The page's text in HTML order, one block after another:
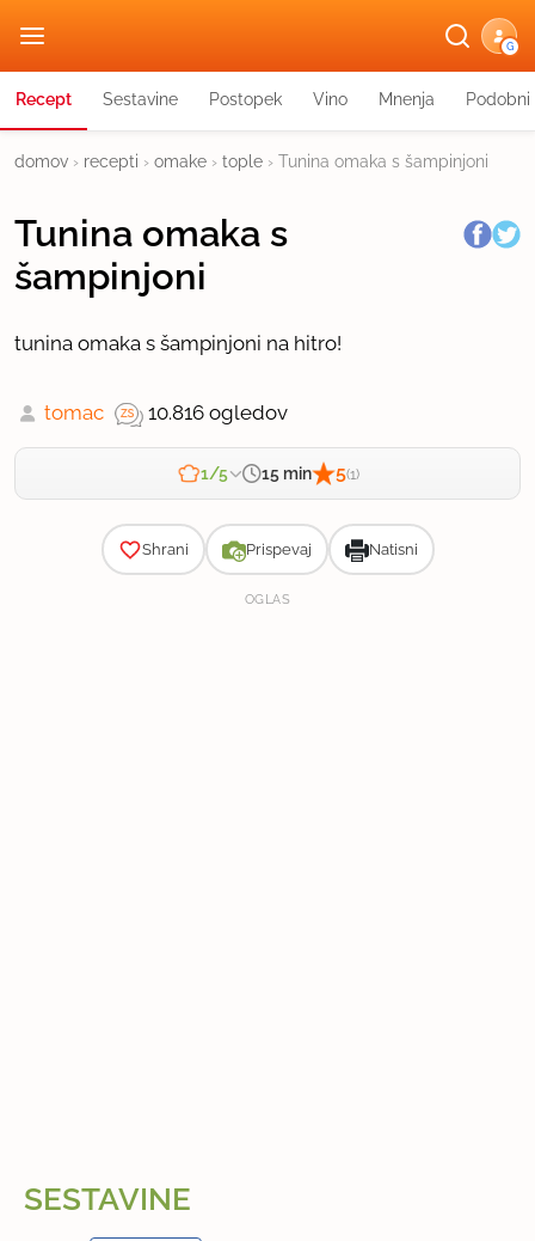
G
Recept Sestavine Postopek Vino Mnenja
domov › recepti › omake › tople › Tunina omaka s šampinjoni
Tunina omaka s
šampinjoni
tunina omaka s šampinjoni na hitro!
tomac 10.816 ogledov
1/5 15 min 5(1)
Shrani Prispevaj Natisni
OGLAS
SESTAVINE